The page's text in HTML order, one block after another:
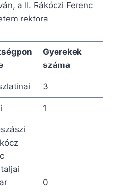
a II. Rákóczi Ferenc
rektora.
Gyerekek
száma
3
1
0